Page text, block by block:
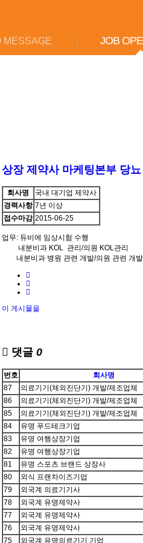
MESSAGE JOB
상장 제약사 마케팅본부 당
회사명
국내 대기업 제약사
경력사항 7년 이상
접수마감 2015-06-25
업무: 듀비에 임상시험 수행
내분비과 KOL 관리/의원 KOL관리
내분비과 병원 관련 개발/의원 관련 개발
이 게시물을
댓글 0
번호 회사명
87
의료기기(체외진단기) 개발/제조업체
86
의료기기(체외진단기) 개발/제조업체
85
의료기기(체외진단기) 개발/제조업체
84
유명 푸드테크기업
83
유명 여행상장기업
82
유명 여행상장기업
81
유명 스포츠 브랜드 상장사
80
외식 프랜차이즈기업
79
외국계 의료기기사
78
외국계 유명제약사
77
외국계 유명제약사
76
외국계 유명제약사
75
외국계 유명의료기기 기업